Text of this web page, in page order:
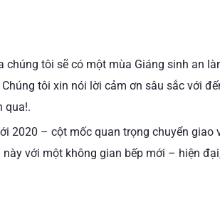
chúng tôi sẽ có một mùa Giáng sinh an
tôi xin nói lời cảm ơn sâu sắc với
qua!.
2020 – cột mốc quan trọng chuyển giao
với một không gian bếp mới – hiện